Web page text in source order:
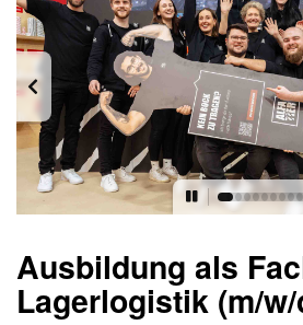
Ausbildung als
Lagerlogistik (m/